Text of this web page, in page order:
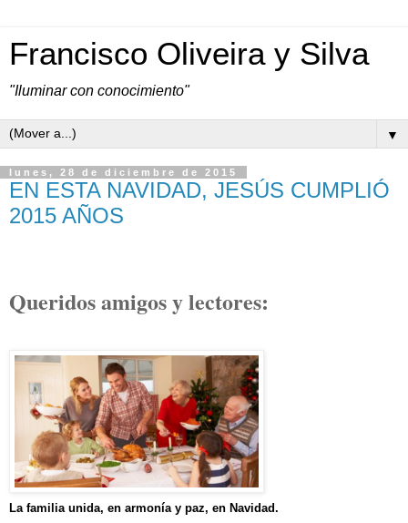
Francisco Oliveira y Silva
"Iluminar con conocimiento"
▼
lunes, 28 de diciembre de 2015
EN ESTA NAVIDAD, JESÚS CUMPLIÓ
2015 AÑOS
Queridos amigos y lectores:
La familia unida, en armonía y paz, en Navidad.